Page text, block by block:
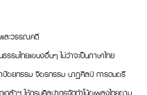
ละวรรณคดี
รมไทยแขนงอื่นๆ ไม่ว่าจะเป็นภาษาไทย
ปัตยกรรม จิตรกรรม นาฏศิลป์ การดนตรี
เกล้าฯ ให้กรมศิลปากรจัดทำโน้ตเพลงไทยตาม